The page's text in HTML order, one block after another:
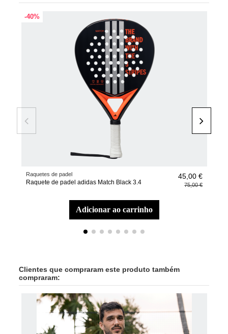
-40%
Raquetes de padel
Raquete de padel adidas Match Black 3.4
45,00 €
75,00 €
adicionar ao carrinho
Clientes que compraram este produto também
compraram: